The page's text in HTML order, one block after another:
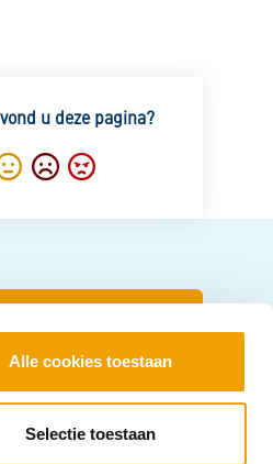
Alle cookies toestaan
Selectie toestaan
u deze pagina?
Gemiddeld
Nietgoed
Slecht
Log in om uw
persoonlijke